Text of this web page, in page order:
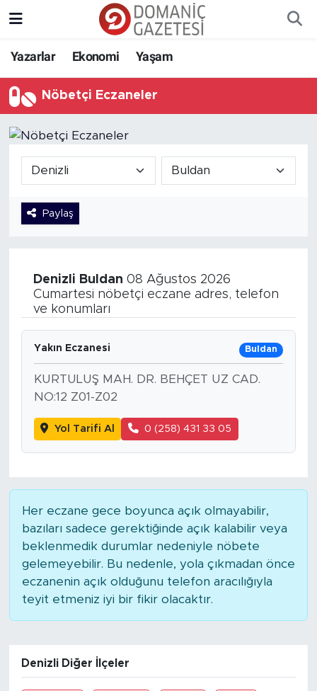
Yazarlar Ekonomi Yaşam
Nöbetçi Eczaneler
Paylaş
Denizli Buldan 08 Ağustos 2026
Cumartesi nöbetçi eczane adres, telefon
ve konumları
Yakın Eczanesi Buldan
KURTULUŞ MAH. DR. BEHÇET UZ CAD.
NO:12 Z01-Z02
Yol Tarifi Al 0 (258) 431 33 05
Her eczane gece boyunca açık olmayabilir,
bazıları sadece gerektiğinde açık kalabilir veya
beklenmedik durumlar nedeniyle nöbete
gelemeyebilir. Bu nedenle, yola çıkmadan önce
eczanenin açık olduğunu telefon aracılığıyla
teyit etmeniz iyi bir fikir olacaktır.
Denizli Diğer İlçeler